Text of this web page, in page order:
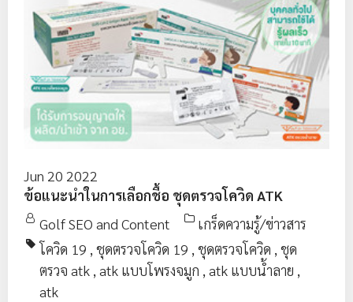
Jun 20 2022
ข้อแนะนำในการเลือกชื้อ ชุดตรวจโควิด ATK
Golf SEO and Content
เกร็ดความรู้/ข่าวสาร
โควิด 19 , ชุดตรวจโควิด 19 , ชุดตรวจโควิด , ชุด
ตรวจ atk , atk แบบโพรงจมูก , atk แบบน้ำลาย ,
atk